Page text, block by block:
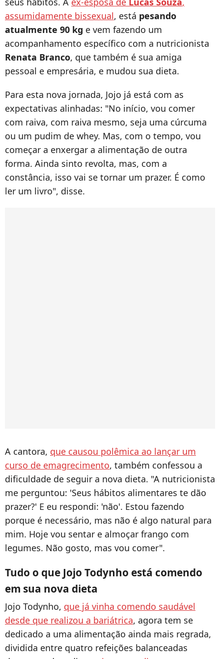
assumidamente bissexual, está pesando
atualmente 90 kg e vem fazendo um
acompanhamento específico com a nutricionista
Renata Branco, que também é sua amiga
pessoal e empresária, e mudou sua dieta.
Para esta nova jornada, Jojo já está com as
expectativas alinhadas: "No início, vou comer
com raiva, com raiva mesmo, seja uma cúrcuma
ou um pudim de whey. Mas, com o tempo, vou
começar a enxergar a alimentação de outra
forma. Ainda sinto revolta, mas, com a
constância, isso vai se tornar um prazer. É como
ler um livro", disse.
A cantora, que causou polêmica ao lançar um
curso de emagrecimento, também confessou a
dificuldade de seguir a nova dieta. "A nutricionista
me perguntou: 'Seus hábitos alimentares te dão
prazer?' E eu respondi: 'não'. Estou fazendo
porque é necessário, mas não é algo natural para
mim. Hoje vou sentar e almoçar frango com
legumes. Não gosto, mas vou comer".
Tudo o que Jojo Todynho está comendo
em sua nova dieta
Jojo Todynho, que já vinha comendo saudável
desde que realizou a bariátrica, agora tem se
dedicado a uma alimentação ainda mais regrada,
dividida entre quatro refeições balanceadas